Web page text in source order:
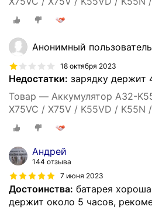
/ X55C / X75VB / K55VM / A55
5200mah
Анонимный пользователь
18 октября 2023
Недостатки: зарядку держит
Товар — Аккумулятор A32-
X75VC / X75V / K55VD / K55N
/ X55C / X75VB / K55VM / A55
5200mah
Андрей
144 отзыва
7 июня 2023
Достоинства: батарея
держит около 5 часов,